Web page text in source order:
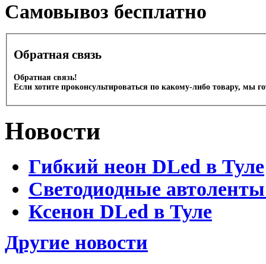
Cамовывоз бесплатно
Обратная связь
Обратная связь!
Если хотите проконсультироваться по какому-либо товару, мы
Новости
Гибкий неон DLed в Туле
Светодиодные
Ксенон DLed в Туле
Другие новости